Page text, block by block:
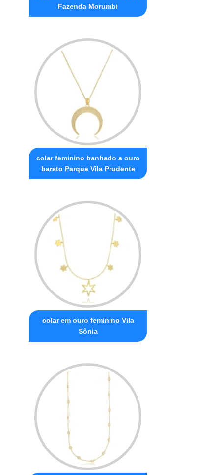
Fazenda Morumbi
colar feminino banhado a ouro
barato Parque Vila Prudente
colar em ouro feminino Vila
Sônia